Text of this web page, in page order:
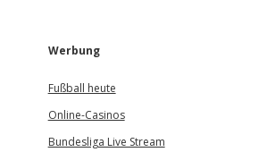
Werbung
Fußball heute
Online-Casinos
Bundesliga Live Stream